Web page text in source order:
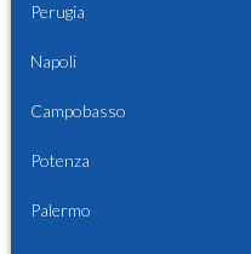
Perugia
Napoli
Campobasso
Potenza
Palermo